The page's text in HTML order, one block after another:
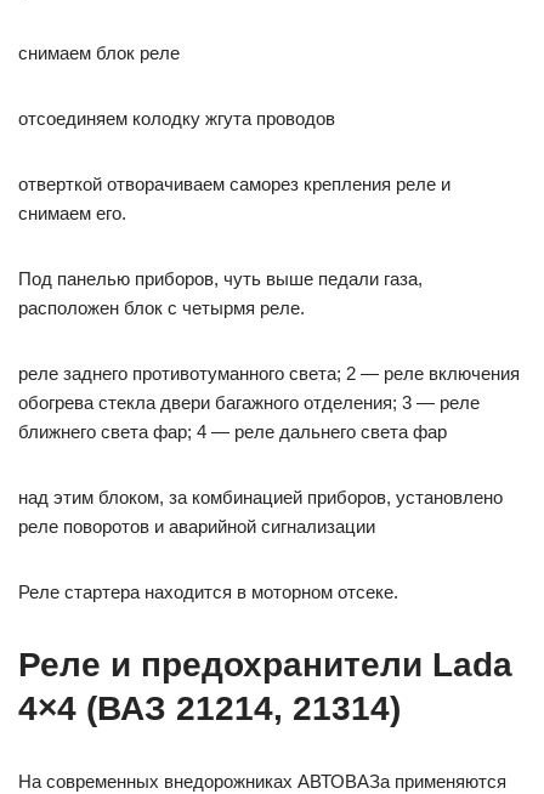
снимаем блок реле
отсоединяем колодку жгута проводов
отверткой отворачиваем саморез крепления реле и
снимаем его.
Под панелью приборов, чуть выше педали газа,
расположен блок с четырмя реле.
реле заднего противотуманного света; 2 — реле включения
обогрева стекла двери багажного отделения; 3 — реле
ближнего света фар; 4 — реле дальнего света фар
над этим блоком, за комбинацией приборов, установлено
реле поворотов и аварийной сигнализации
Реле стартера находится в моторном отсеке.
Реле и предохранители Lada
4×4 (ВАЗ 21214, 21314)
На современных внедорожниках АВТОВАЗа применяются